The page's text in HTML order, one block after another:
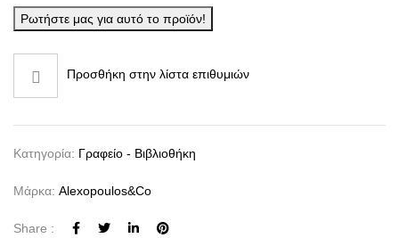
Ρωτήστε μας για αυτό το προϊόν!
Προσθήκη στην λίστα επιθυμιών
Κατηγορία: Γραφείο - Βιβλιοθήκη
Μάρκα: Alexopoulos&co
Share :